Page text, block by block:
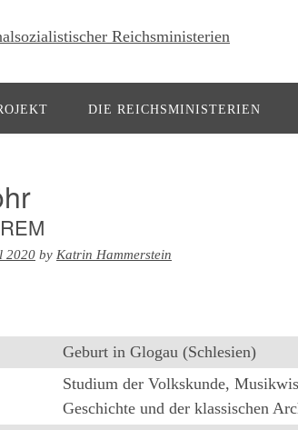
DIE REICHSMINISTERIEN
2020 by Katrin Hammerstein
Geburt in Glogau (Schlesien)
Studium der Volkskunde,
Geschichte und der klassischen